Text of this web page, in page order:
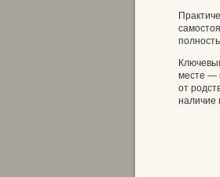
месте —
от
наличие